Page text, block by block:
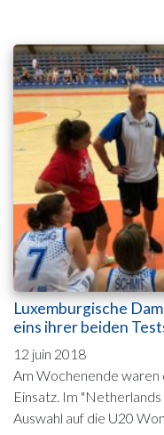
Luxemburgische
eins ihrer beiden
12 juin 2018
Am Wochenende waren
Einsatz. Im
Auswahl auf die U20